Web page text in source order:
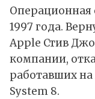
Операционная
1997 года.
Apple Стив
компании,
работавших на
System 8.